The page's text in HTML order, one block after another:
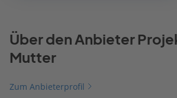
Über den Anbieter
Mutter
Zum Anbieterprofil